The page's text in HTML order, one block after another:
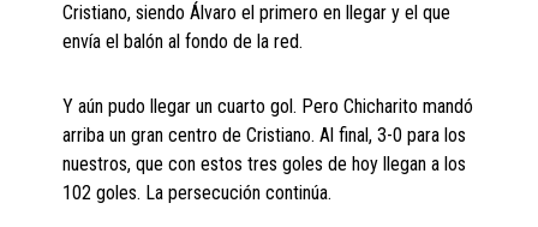
Cristiano, siendo Álvaro el primero en llegar y el que
envía el balón al fondo de la red.
Y aún pudo llegar un cuarto gol. Pero Chicharito mandó
arriba un gran centro de Cristiano. Al final, 3-0 para los
nuestros, que con estos tres goles de hoy llegan a los
102 goles. La persecución continúa.